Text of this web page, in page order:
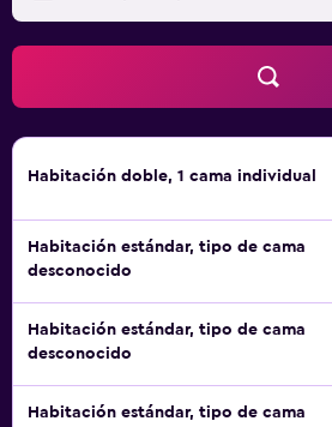
Habitación doble, 1 cama individual
Habitación estándar, tipo de cama
desconocido
Habitación estándar, tipo de cama
desconocido
Habitación estándar, tipo de cama